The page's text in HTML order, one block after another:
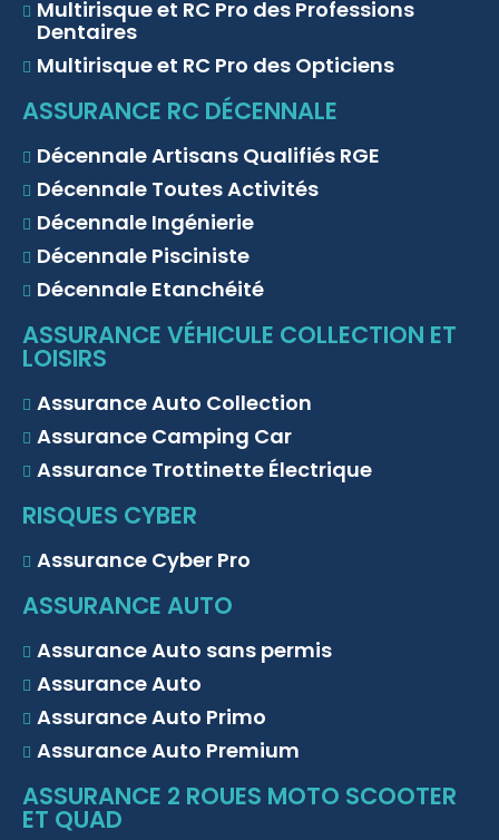
Multirisque et RC Pro des Professions
Dentaires
Multirisque et RC Pro des Opticiens
ASSURANCE RC DÉCENNALE
Décennale Artisans Qualifiés RGE
Décennale Toutes Activités
Décennale Ingénierie
Décennale Pisciniste
Décennale Etanchéité
ASSURANCE VÉHICULE COLLECTION ET
LOISIRS
Assurance Auto Collection
Assurance Camping Car
Assurance Trottinette Électrique
RISQUES CYBER
Assurance Cyber Pro
ASSURANCE AUTO
Assurance Auto sans permis
Assurance Auto
Assurance Auto Primo
Assurance Auto Premium
ASSURANCE 2 ROUES MOTO SCOOTER
ET QUAD